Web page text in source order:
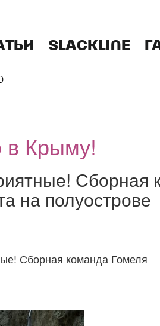
SLACKLINE
в Крыму!
Сборная
на полуострове
Сборная команда Гомеля